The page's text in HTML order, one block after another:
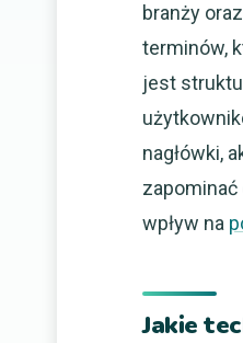
branży
terminów,
jest
nagłówki,
zapominać
wpływ na
Jakie